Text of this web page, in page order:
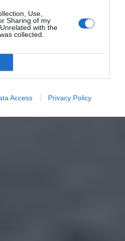
Use,
Sharing of my
with the
collected.
Access Privacy Policy